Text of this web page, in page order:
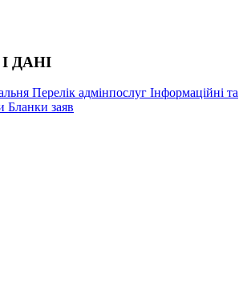
ДАНІ
Перелік адмінпослуг Інформаційні та
Бланки заяв